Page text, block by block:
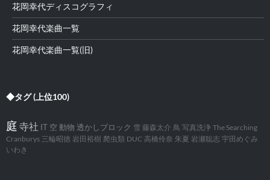
花岡幸代ディスコグラフィ
花岡幸代楽曲一覧
花岡幸代楽曲一覧(旧)
◆タグ (上位100)
庭 寺社 IT 空 動物 透かしブロック 雪 藤森太介 鳥 写真洗浄 The Searching
Cranburys 三輪昭徳 岩田裕樹 爬虫類 DUC 高橋伶奈 朱夏 岩瀬聡志 宇田めぐみ
いわき